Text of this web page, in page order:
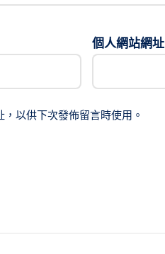
個人網站網址
以供下次發佈留言時使用。